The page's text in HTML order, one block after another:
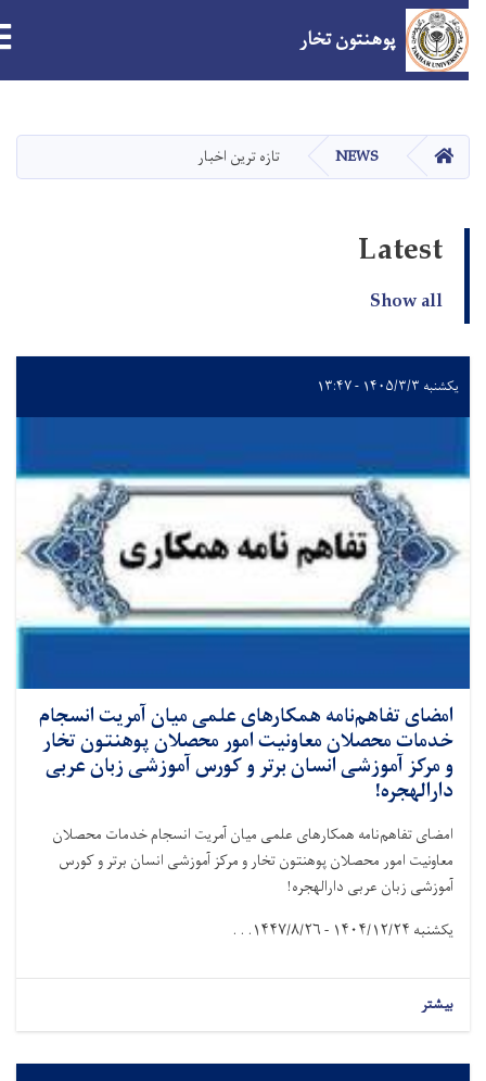
main
content
پوهنتون تخار
صفحه اصلی NEWS تازه ترین اخبار
Latest
Show all
یکشنبه ۱۴۰۵/۳/۳ - ۱۳:۴۷
امضای تفاهم‌نامه همکارهای علمی میان آمریت انسجام
خدمات محصلان معاونیت امور محصلان پوهنتون تخار
و مرکز آموزشی انسان برتر و کورس آموزشی زبان عربی
دارالهجره!
امضای تفاهم‌نامه همکارهای علمی میان آمریت انسجام خدمات محصلان
معاونیت امور محصلان پوهنتون تخار و مرکز آموزشی انسان برتر و کورس
آموزشی زبان عربی دارالهجره!
یکشنبه۱۴۰۴/۱۲/۲۴ - ۱۴۴۷/۸/۲۶. . .
بیشتر